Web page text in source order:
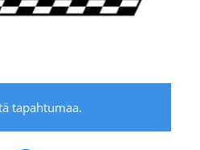
tapahtumaa.